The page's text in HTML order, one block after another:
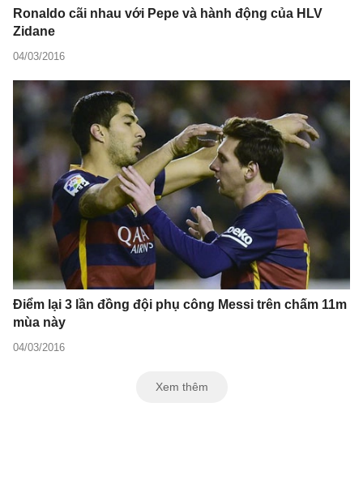
Ronaldo cãi nhau với Pepe và hành động của HLV
Zidane
04/03/2016
Điểm lại 3 lần đồng đội phụ công Messi trên chấm 11m
mùa này
04/03/2016
Xem thêm